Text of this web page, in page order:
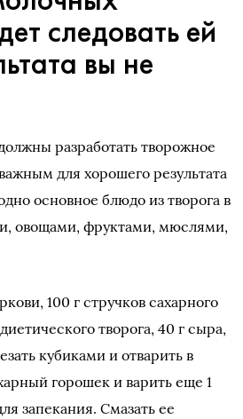
следовать ей
вы не
разработать творожное
для хорошего результата
основное блюдо из творога в
овощами, фруктами, мюслями,
100 г стручков сахарного
творога, 40 г сыра,
кубиками и отварить в
горошек и варить еще 1
запекания. Смазать ее